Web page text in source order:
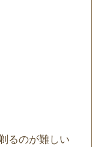
るのが難しい